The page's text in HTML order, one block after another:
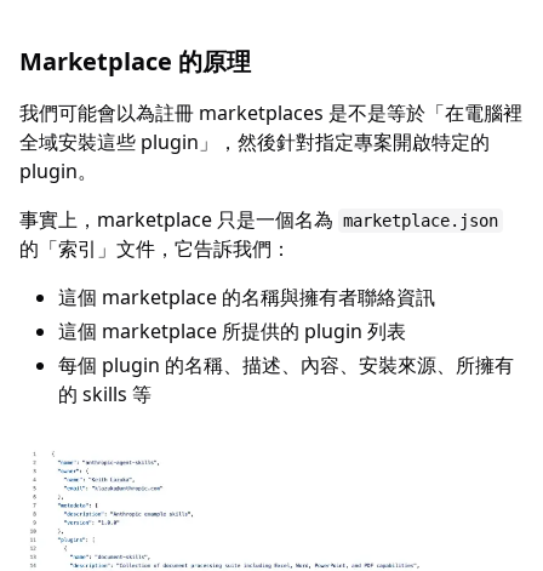
Marketplace 的原理
我們可能會以為註冊 marketplaces 是不是等於「在電腦裡
全域安裝這些 plugin」，然後針對指定專案開啟特定的
plugin。
事實上，marketplace 只是一個名為 marketplace.json
的「索引」文件，它告訴我們：
這個 marketplace 的名稱與擁有者聯絡資訊
這個 marketplace 所提供的 plugin 列表
每個 plugin 的名稱、描述、內容、安裝來源、所擁有
的 skills 等